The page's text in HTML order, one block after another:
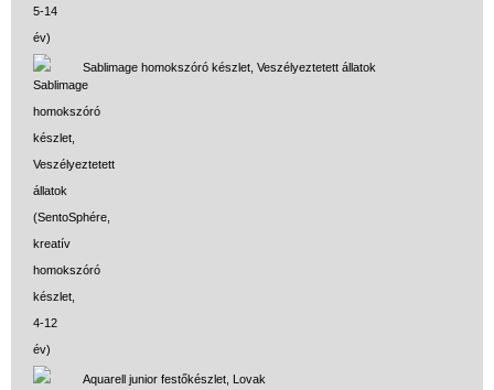
Sablimage homokszóró készlet, Veszélyeztetett állatok
Aquarell junior festőkészlet, Lovak